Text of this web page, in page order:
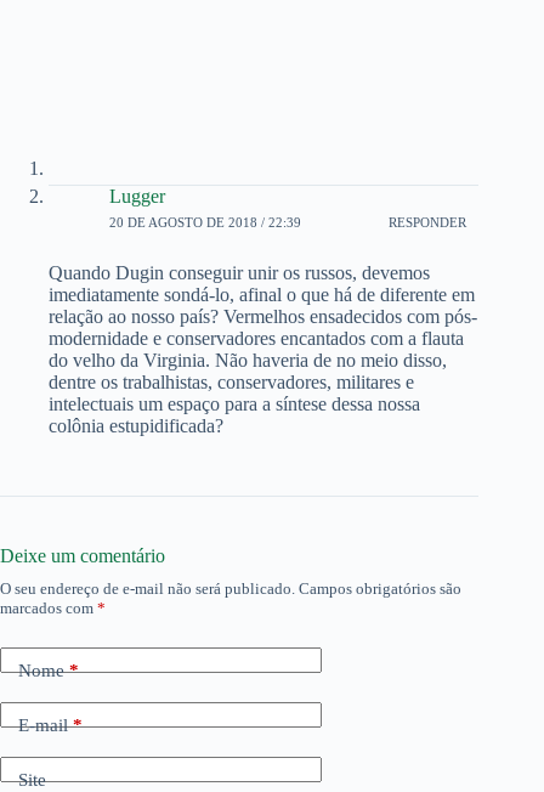
Lugger
20 DE AGOSTO DE 2018 / 22:39 RESPONDER
Quando Dugin conseguir unir os russos, devemos
imediatamente sondá-lo, afinal o que há de diferente em
relação ao nosso país? Vermelhos ensadecidos com pós-
modernidade e conservadores encantados com a flauta
do velho da Virginia. Não haveria de no meio disso,
dentre os trabalhistas, conservadores, militares e
intelectuais um espaço para a síntese dessa nossa
colônia estupidificada?
Deixe um comentário
O seu endereço de e-mail não será publicado. Campos obrigatórios são
marcados com *
Nome*
E-mail*
Site